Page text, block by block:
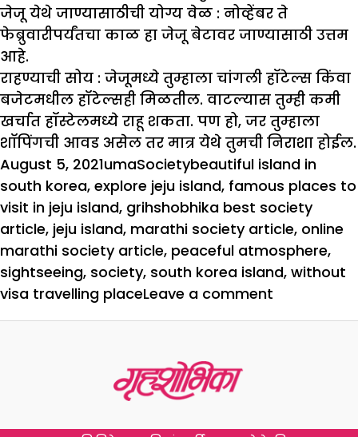
जेजू येथे जाण्यासाठीची योग्य वेळ : नोव्हेंबर ते
फेब्रुवारीपर्यंतचा काळ हा जेजू बेटावर जाण्यासाठी उत्तम
आहे.
राहण्याची सोय : जेजूमध्ये तुम्हाला चांगली हॉटेल्स किंवा
बजेटमधील हॉटेल्सही मिळतील. वाटल्यास तुम्ही कमी
खर्चात हॉस्टेलमध्ये राहू शकता. पण हो, जर तुम्हाला
शॉपिंगची आवड असेल तर मात्र येथे तुमची निराशा होईल.
Posted
on
August 5, 2021Author
umaCategories
SocietyTags
beautiful island in
south korea, explore jeju island, famous places to
visit in jeju island, grihshobhika best society
article, jeju island, marathi society article, online
marathi society article, peaceful atmosphere,
sightseeing, society, south korea island, without
visa travelling placeLeave a comment